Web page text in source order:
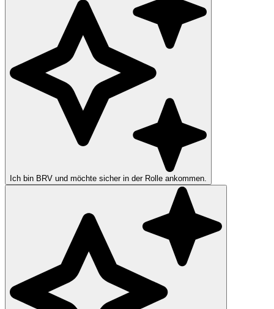
Ich bin BRV und möchte sicher in der Rolle ankommen.